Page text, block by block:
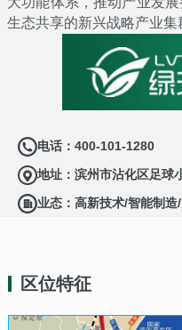
生态共享的新兴战略产业集
电话：400-101-1280
地址：滨州市沾化区足球
业态：高新技术/智能制
区位特征